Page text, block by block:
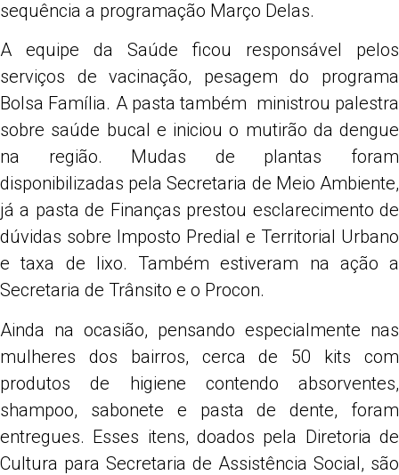
sequência a programação Março Delas.
A equipe da Saúde ficou responsável pelos
serviços de vacinação, pesagem do programa
Bolsa Família. A pasta também ministrou palestra
sobre saúde bucal e iniciou o mutirão da dengue
na região. Mudas de plantas foram
disponibilizadas pela Secretaria de Meio Ambiente,
já a pasta de Finanças prestou esclarecimento de
dúvidas sobre Imposto Predial e Territorial Urbano
e taxa de lixo. Também estiveram na ação a
Secretaria de Trânsito e o Procon.
Ainda na ocasião, pensando especialmente nas
mulheres dos bairros, cerca de 50 kits com
produtos de higiene contendo absorventes,
shampoo, sabonete e pasta de dente, foram
entregues. Esses itens, doados pela Diretoria de
Cultura para Secretaria de Assistência Social, são